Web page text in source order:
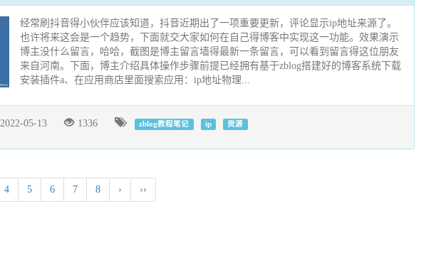
经常刷抖音得小伙伴应该知道，抖音近期出了一项重要更新，评论显示ip地址来源了。
也许将来这会是一个趋势，下面就交大家如何在自己得博客中实现这一功能。效果演示
博主没什么留言，哈哈，截图是博主留言墙得最新一条留言，可以看到留言得这位朋友
来自河南。下面，博主介绍具体操作步骤前提已经拥有基于zblog搭建好的博客系统下载
安装插件a、在应用商店里面搜索应用：ip地址物理...
2022-05-13 1336 zblog教程笔记 ip 资源
4 5 6 7 8 › ››